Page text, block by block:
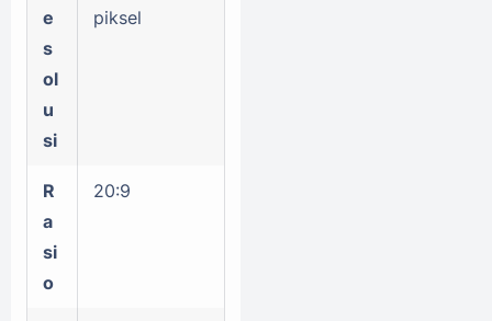
e
s
ol
u
si
piksel
R
a
si
o
20:9